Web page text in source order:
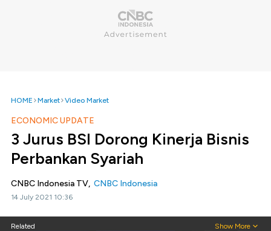
HOME Market Video Market
ECONOMIC UPDATE
3 Jurus BSI Dorong Kinerja Bisnis
Perbankan Syariah
CNBC Indonesia TV, CNBC Indonesia
14 July 2021 10:36
Related Show More